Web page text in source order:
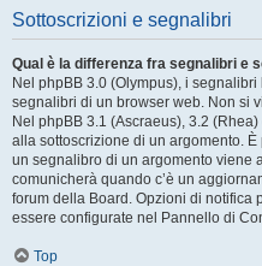
Sottoscrizioni e segnalibri
Qual è la differenza fra segnalibri e
Nel phpBB 3.0 (Olympus), i
segnalibri di un browser web. Non si
Nel phpBB 3.1 (Ascraeus), 3.2
alla sottoscrizione di un argomento.
un segnalibro di un argomento viene
comunicherà quando c’è un
forum della Board. Opzioni di notifica
essere configurate nel Pannello di
Top